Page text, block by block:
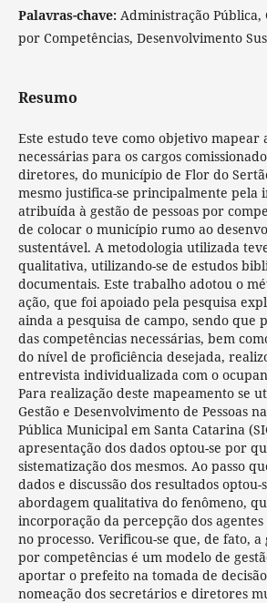
Palavras-chave: Administração Pública,
por Competências, Desenvolvimento
Resumo
Este estudo teve como objetivo mapear
necessárias para os cargos
diretores, do município de Flor do
mesmo justifica-se principalmente pela
atribuída à gestão de pessoas por
de colocar o município rumo ao
sustentável. A metodologia utilizada
qualitativa, utilizando-se de estudos
documentais. Este trabalho adotou o
ação, que foi apoiado pela pesquisa
ainda a pesquisa de campo, sendo que
das competências necessárias, bem
do nível de proficiência desejada,
entrevista individualizada com o
Para realização deste mapeamento se
Gestão e Desenvolvimento de Pessoas
Pública Municipal em Santa Catarina
apresentação dos dados optou-se por
sistematização dos mesmos. Ao passo
dados e discussão dos resultados
abordagem qualitativa do fenômeno,
incorporação da percepção dos
no processo. Verificou-se que, de fato, a
por competências é um modelo de
aportar o prefeito na tomada de
nomeação dos secretários e diretores